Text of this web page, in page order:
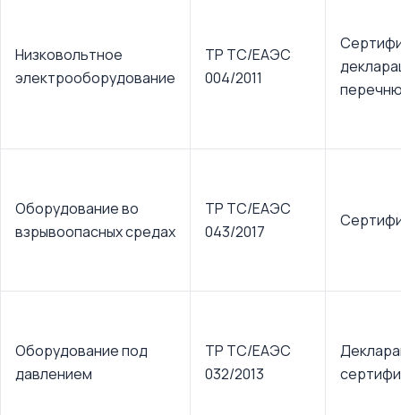
Низковольтное
электрооборудование
ТР ТС/ЕАЭС
004/2011
Оборудование во
взрывоопасных средах
ТР ТС/ЕАЭС
043/2017
Оборудование под
давлением
ТР ТС/ЕАЭС
032/2013